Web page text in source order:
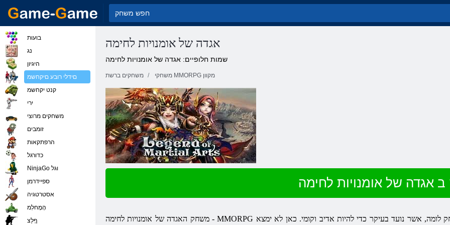
אגדה של אומנויות לחימה
שמות חלופיים: אגדה של אומנויות לחימה
משחקים ברשת משחקי MMORPG מקוון
אגדה של אומנויות לחימה
משחק האגדה של אומנויות לחימה - MMORPG הלקוח חינם, לוקליזציה של המשחק המקורי מעולם בידור המושלם. משחק לומה, אשר נועד בעיקר כדי להיות אדיב וקומי. כאן לא ימצא
בועות
נג
היגיון
םידלי רובע םיקחשמ
קנט יקחשמ
ירי
משחקים מרוצי
זומבים
הרפתקאות
כדורגל
NinjaGo וגל
ספיידרמן
אסטרטגיה
הָמָחלִמ
ףָלַצ